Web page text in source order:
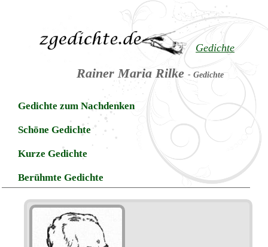
Gedichte
Rainer Maria Rilke- Gedichte
Gedichte zum Nachdenken
Schöne Gedichte
Kurze Gedichte
Berühmte Gedichte